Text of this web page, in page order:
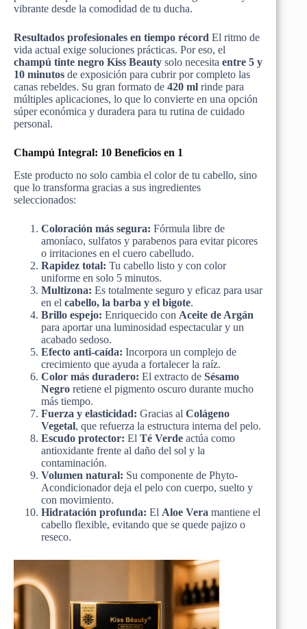
vibrante desde la comodidad de tu ducha.
Resultados profesionales en tiempo récord El ritmo de
vida actual exige soluciones prácticas. Por eso, el
champú tinte negro Kiss Beauty solo necesita entre 5 y
10 minutos de exposición para cubrir por completo las
canas rebeldes. Su gran formato de 420 ml rinde para
múltiples aplicaciones, lo que lo convierte en una opción
súper económica y duradera para tu rutina de cuidado
personal.
Champú Integral: 10 Beneficios en 1
Este producto no solo cambia el color de tu cabello, sino
que lo transforma gracias a sus ingredientes
seleccionados:
Coloración más segura: Fórmula libre de
amoníaco, sulfatos y parabenos para evitar picores
o irritaciones en el cuero cabelludo.
Rapidez total: Tu cabello listo y con color
uniforme en solo 5 minutos.
Multizona: Es totalmente seguro y eficaz para usar
en el cabello, la barba y el bigote.
Brillo espejo: Enriquecido con Aceite de Argán
para aportar una luminosidad espectacular y un
acabado sedoso.
Efecto anti-caída: Incorpora un complejo de
crecimiento que ayuda a fortalecer la raíz.
Color más duradero: El extracto de Sésamo
Negro retiene el pigmento oscuro durante mucho
más tiempo.
Fuerza y elasticidad: Gracias al Colágeno
Vegetal, que refuerza la estructura interna del pelo.
Escudo protector: El Té Verde actúa como
antioxidante frente al daño del sol y la
contaminación.
Volumen natural: Su componente de Phyto-
Acondicionador deja el pelo con cuerpo, suelto y
con movimiento.
Hidratación profunda: El Aloe Vera mantiene el
cabello flexible, evitando que se quede pajizo o
reseco.